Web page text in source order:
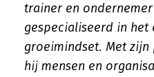
trainer en
gespecialiseerd in het
groeimindset. Met
hij mensen en